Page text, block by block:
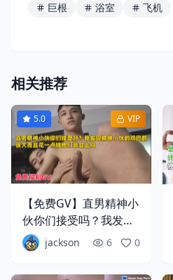
巨根
浴室 飞机
相关推荐
VIP
5.0
【免费GV】直男精神小
伙你们接受吗？我发现
精神小伙的鸡巴都很
大！而且花一点钱他们
就会上钩
jackson 6 0